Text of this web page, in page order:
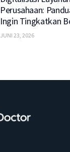
Perusahaan:
Ingin Tingkatkan
JUNI 23, 2026